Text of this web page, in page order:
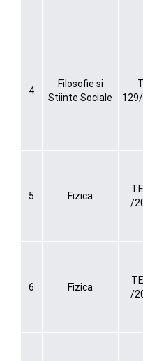
4
Filosofie si
Stiinte Sociale
5 Fizica
/
6 Fizica
/